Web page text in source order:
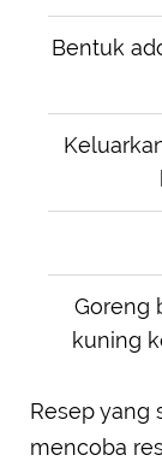
Bentuk
Goreng
kuning
Resep yang
mencoba